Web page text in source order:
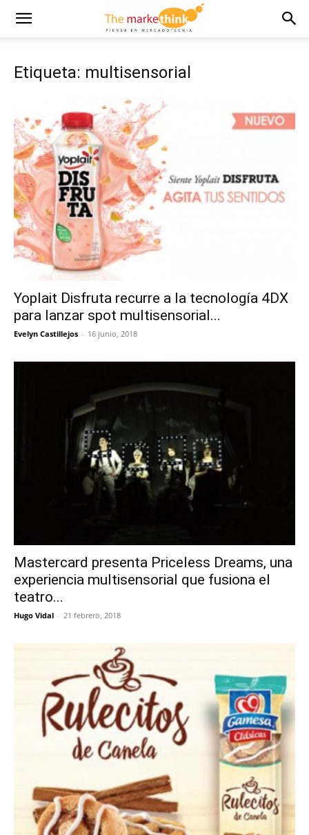
Etiqueta: multisensorial
Yoplait Disfruta recurre a la tecnología 4DX
para lanzar spot multisensorial...
Evelyn Castillejos - 16 junio, 2018
Mastercard presenta Priceless Dreams, una
experiencia multisensorial que fusiona el
teatro...
Hugo Vidal - 21 febrero, 2018